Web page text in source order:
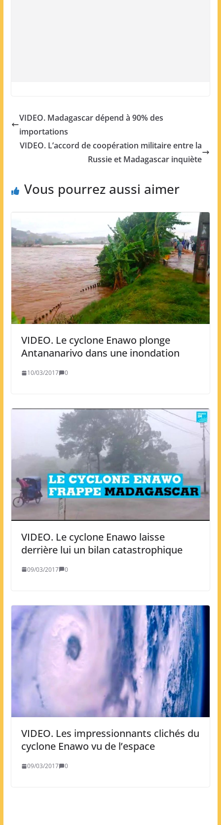
VIDEO. Madagascar dépend à 90% des
importations
VIDEO. L’accord de coopération militaire entre la
Russie et Madagascar inquiète
Vous pourrez aussi aimer
VIDEO. Le cyclone Enawo plonge
Antananarivo dans une inondation
10/03/2017 0
VIDEO. Le cyclone Enawo laisse
derrière lui un bilan catastrophique
09/03/2017 0
VIDEO. Les impressionnants clichés du
cyclone Enawo vu de l’espace
09/03/2017 0